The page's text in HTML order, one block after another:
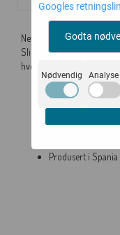
Nevada pouch er laget av
Slike poucher er perfekte
hverdagen - ligloss, mobil,
Str 22 x 15 x 2 cm
Laget av
Detaljer i
YKK høykvalitets
Produsert i Spania
Googles
Godta
Nødvendig Analyse